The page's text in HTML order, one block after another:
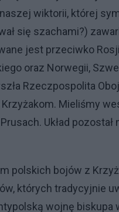
wiktorii, której
się szachami?)
jest przeciwko
oraz Norwegii,
Rzeczpospolita
Mieliśmy
Układ
polskich bojów z
których tradycyjnie
wojnę biskupa